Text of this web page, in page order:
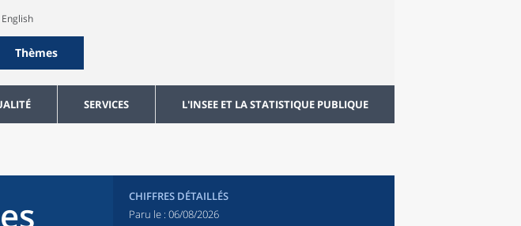
English
Thèmes
SERVICES L'INSEE ET LA STATISTIQUE PUBLIQUE
CHIFFRES DÉTAILLÉS
Paru le : 06/08/2026